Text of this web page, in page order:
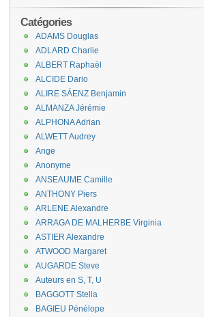
Catégories
ADAMS Douglas
ADLARD Charlie
ALBERT Raphaël
ALCIDE Dario
ALIRE SÁENZ Benjamin
ALMANZA Jérémie
ALPHONA Adrian
ALWETT Audrey
Ange
Anonyme
ANSEAUME Camille
ANTHONY Piers
ARLENE Alexandre
ARRAGA DE MALHERBE Virginia
ASTIER Alexandre
ATWOOD Margaret
AUGARDE Steve
Auteurs en S, T, U
BAGGOTT Stella
BAGIEU Pénélope